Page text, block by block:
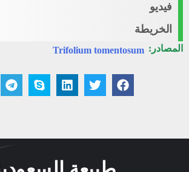
فيديو
الخريطة
المصادر: Trifolium tomentosum